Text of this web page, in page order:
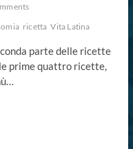
ricetta Vita Latina
parte delle ricette
prime quattro ricette,